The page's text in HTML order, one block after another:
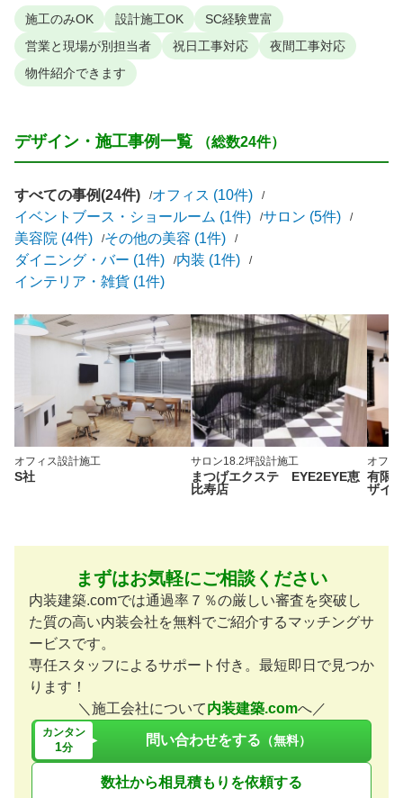
施工のみOK 設計施工OK
SC経験豊富
営業と現場が別担当者
祝日工事対応
夜間工事対応
物件紹介できます
デザイン・施工事例一覧 （総数24件）
すべての事例(24件)
オフィス (10件)
イベントブース・ショールーム (1件)
サロン (5件)
美容院 (4件)
その他の美容 (1件)
ダイニング・バー (1件)
内装 (1件)
インテリア・雑貨 (1件)
オフィス設計施工
S社
サロン18.2坪設計施工
まつげエクステ EYE2EYE恵
比寿店
オフィ
有限
ザイ
まずはお気軽にご相談ください
内装建築.comでは通過率７％の厳しい審査を突破し
た質の高い内装会社を無料でご紹介するマッチングサ
ービスです。
専任スタッフによるサポート付き。最短即日で見つか
ります！
＼施工会社について内装建築.comへ／
カンタン
1分 問い合わせをする （無料）
数社から相見積もりを依頼する